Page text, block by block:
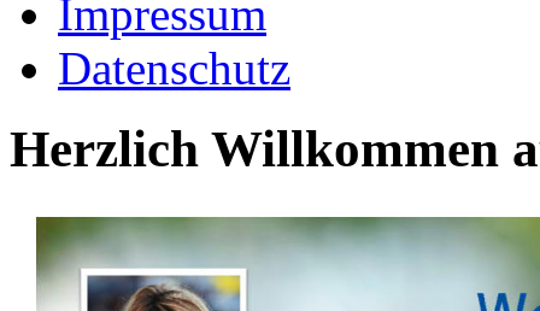
Impressum
Datenschutz
Herzlich Willkommen